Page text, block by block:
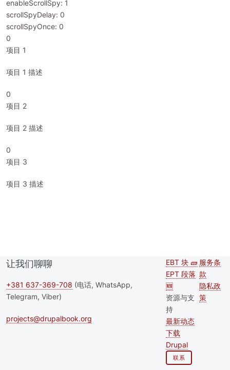
enableScrollSpy: 1
scrollSpyDelay: 0
scrollSpyOnce: 0
0
项目 1
项目 1 描述
0
项目 2
项目 2 描述
0
项目 3
项目 3 描述
让我们聊聊
+381 637-369-708 (电话, WhatsApp,
Telegram, Viber)
projects@drupalbook.org
Second
footer
menu
EBT 块 🧱
EPT 段落
🆕
资源与支
持
最新动态
下载
Drupal
联系
服务条
款
隐私政
策